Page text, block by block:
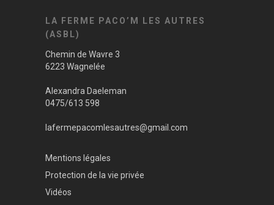
LA FERME PACO’M LES AUTRES
(ASBL)
Chemin de Wavre 3
6223 Wagnelée
Alexandra Daeleman
0475/613 598
lafermepacomlesautres@gmail.com
Mentions légales
Protection de la vie privée
Vidéos